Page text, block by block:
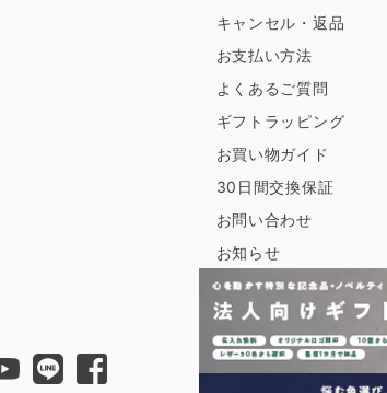
キャンセル・返品
お支払い方法
よくあるご質問
ギフトラッピング
お買い物ガイド
30日間交換保証
お問い合わせ
お知らせ